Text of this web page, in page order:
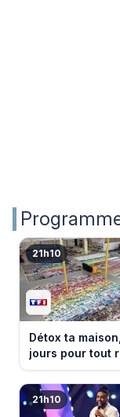
21h10
Détox ta
jours pour tout
21h10